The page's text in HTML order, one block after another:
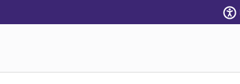
Hauptnavigation
Fußzeile